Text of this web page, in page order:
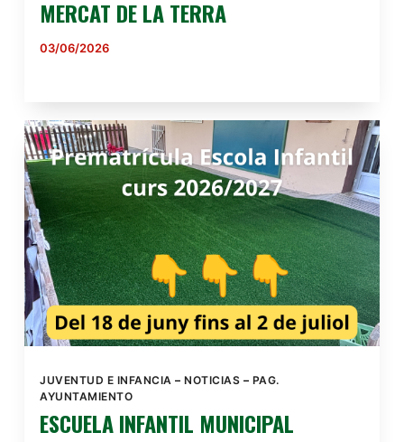
MERCAT DE LA TERRA
03/06/2026
JUVENTUD E INFANCIA – NOTICIAS – PAG.
AYUNTAMIENTO
ESCUELA INFANTIL MUNICIPAL